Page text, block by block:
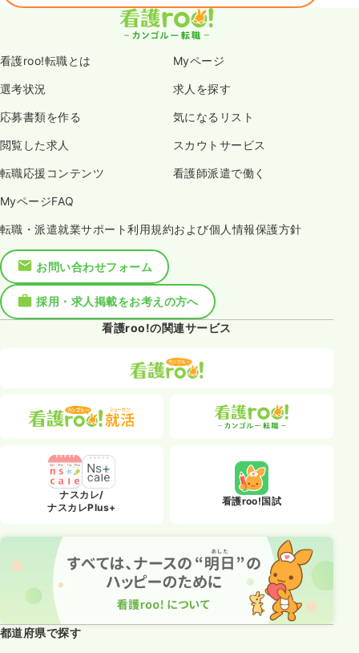
看護roo!転職とは Myページ
選考状況 求人を探す
応募書類を作る 気になるリスト
閲覧した求人 スカウトサービス
転職応援コンテンツ 看護師派遣で働く
MyページFAQ
転職・派遣就業サポート利用規約および個人情報保護方針
お問い合わせフォーム
採用・求人掲載をお考えの方へ
看護roo!の関連サービス
ナスカレ/
ナスカレPlus+
看護roo!国試
都道府県で探す